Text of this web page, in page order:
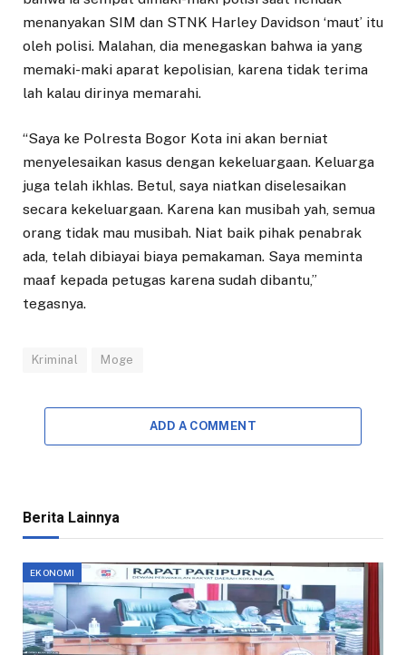
menanyakan SIM dan STNK Harley Davidson ‘maut’ itu
oleh polisi. Malahan, dia menegaskan bahwa ia yang
memaki-maki aparat kepolisian, karena tidak terima
lah kalau dirinya memarahi.
“Saya ke Polresta Bogor Kota ini akan berniat
menyelesaikan kasus dengan kekeluargaan. Keluarga
juga telah ikhlas. Betul, saya niatkan diselesaikan
secara kekeluargaan. Karena kan musibah yah, semua
orang tidak mau musibah. Niat baik pihak penabrak
ada, telah dibiayai biaya pemakaman. Saya meminta
maaf kepada petugas karena sudah dibantu,”
tegasnya.
Kriminal Moge
ADD A COMMENT
Berita Lainnya
EKONOMI